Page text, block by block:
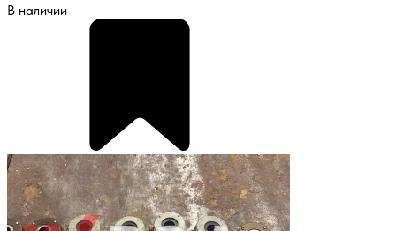
В наличии